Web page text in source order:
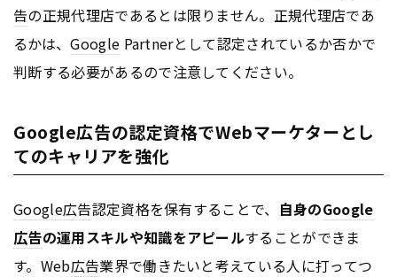
告の正規代理店であるとは限りません。正規代理店であ
るかは、Google Partnerとして認定されているか否かで
判断する必要があるので注意してください。
Google広告の認定資格でWebマーケターとし
てのキャリアを強化
Google広告認定資格を保有することで、 自身のGoogle
広告の運用スキルや知識をアピールすることができま
す。Web広告業界で働きたいと考えている人に打ってつ